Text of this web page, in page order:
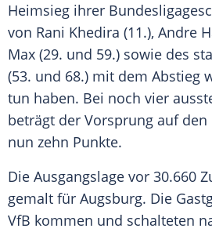
Heimsieg ihrer
von Rani Khedira (11.), Andre
Max (29. und 59.) sowie des
(53. und 68.) mit dem Abstieg
tun haben. Bei noch vier
beträgt der Vorsprung auf den
nun zehn Punkte.
Die Ausgangslage vor 30.660
gemalt für Augsburg. Die
VfB kommen und schalteten